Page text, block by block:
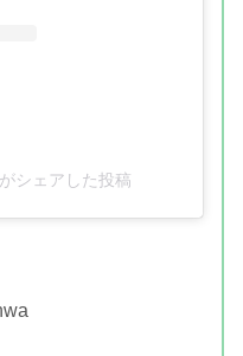
がシェアした投稿